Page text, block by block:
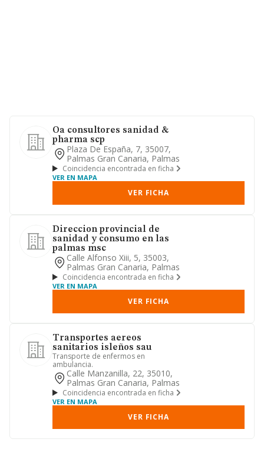
Oa consultores sanidad &
pharma scp
Plaza De España, 7, 35007,
Palmas Gran Canaria, Palmas
Coincidencia encontrada en ficha
VER EN MAPA
VER FICHA
Direccion provincial de
sanidad y consumo en las
palmas msc
Calle Alfonso Xiii, 5, 35003,
Palmas Gran Canaria, Palmas
Coincidencia encontrada en ficha
VER EN MAPA
VER FICHA
Transportes aereos
sanitarios isleños sau
Transporte de enfermos en
ambulancia.
Calle Manzanilla, 22, 35010,
Palmas Gran Canaria, Palmas
Coincidencia encontrada en ficha
VER EN MAPA
VER FICHA